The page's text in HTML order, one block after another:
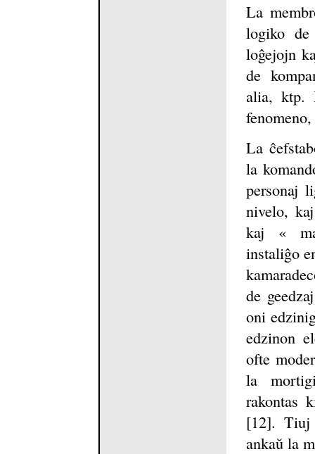
La
logiko de
loĝejojn
de
alia, ktp.
La
la
personaj
nivelo,
kaj «
instaliĝo
de
oni
edzinon
ofte
la
rakontas
[12]. Tiuj
ankaŭ la